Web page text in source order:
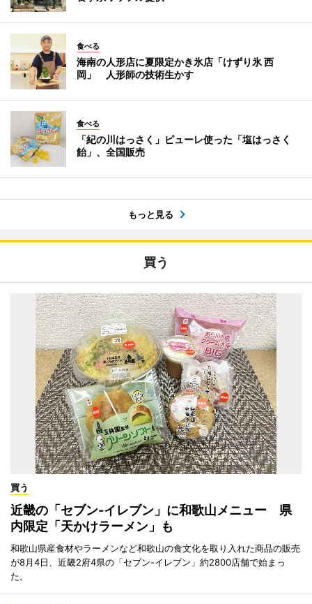
食べる
海南の人形店に夏限定かき氷店「けずり氷 西
岡」 人形師の技術生かす
食べる
「紀の川はっさく」ピューレ使った「塩はっさく
飴」、全国販売
もっと見る
買う
買う
近畿の「セブン-イレブン」に和歌山メニュー 県
内限定「天かけラーメン」も
和歌山県産食材やラーメンなど和歌山の食文化を取り入れた商品の販売
が8月4日、近畿2府4県の「セブン-イレブン」約2800店舗で始まっ
た。